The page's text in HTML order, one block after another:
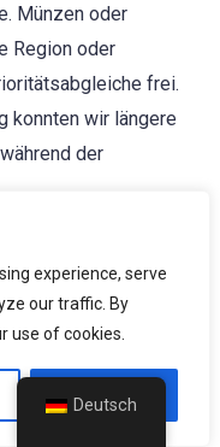
experience, serve
our traffic. By
use of cookies.
Accept All
Münzen oder
Region oder
frei.
konnten wir längere
der
oder
Live bietet ein
Sicherheitstools,
Freemium-
Deutsch